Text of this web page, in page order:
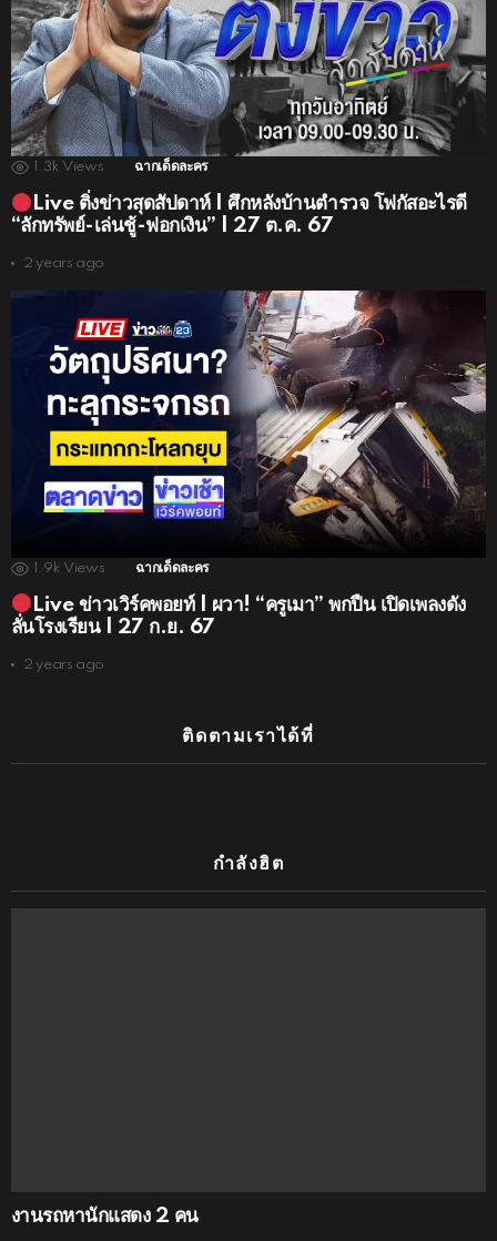
1.3k Views ฉากเด็ดละคร
Live ติ่งข่าวสุดสัปดาห์ | ศึกหลังบ้านตำรวจ โฟกัสอะไรดี
“ลักทรัพย์-เล่นชู้-ฟอกเงิน” | 27 ต.ค. 67
2 years ago
1.9k Views ฉากเด็ดละคร
Live ข่าวเวิร์คพอยท์ | ผวา! “ครูเมา” พกปืน เปิดเพลงดัง
ลั่นโรงเรียน | 27 ก.ย. 67
2 years ago
ติดตามเราได้ที่
กำลังฮิต
งานรถหานักแสดง 2 คน